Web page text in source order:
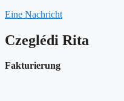
Eine Nachricht
Czeglédi Rita
Fakturierung